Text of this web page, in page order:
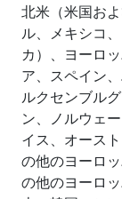
北米（米国お
ル、メキシコ
カ）、ヨーロ
ア、スペイン
ルクセンブル
ン、ノルウェ
イス、オース
の他のヨーロ
の他のヨーロ